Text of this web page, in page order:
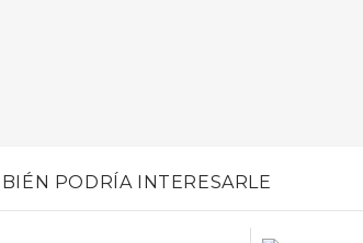
PODRÍA INTERESARLE